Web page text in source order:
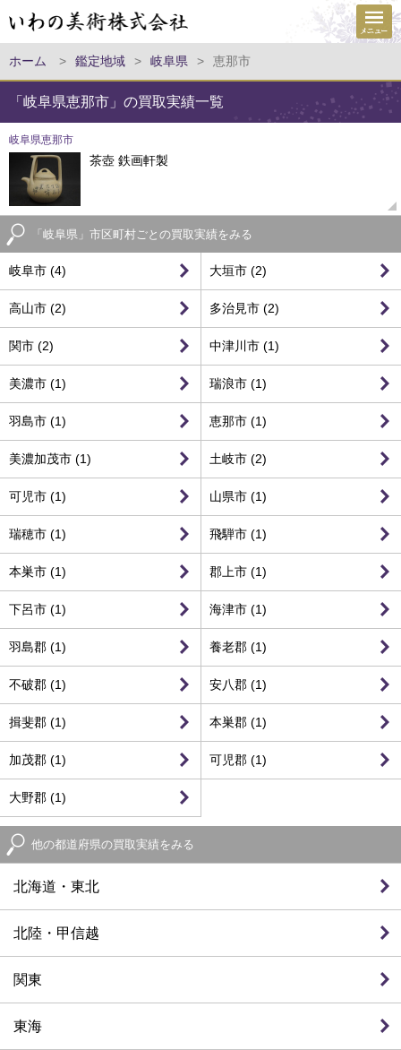
ホーム > 鑑定地域 > 岐阜県 > 恵那市
「岐阜県恵那市」の買取実績一覧
岐阜県恵那市
茶壺 鉄画軒製
「岐阜県」市区町村ごとの買取実績をみる
岐阜市 (4) 大垣市 (2)
高山市 (2) 多治見市 (2)
関市 (2) 中津川市 (1)
美濃市 (1) 瑞浪市 (1)
羽島市 (1) 恵那市 (1)
美濃加茂市 (1) 土岐市 (2)
可児市 (1) 山県市 (1)
瑞穂市 (1) 飛騨市 (1)
本巣市 (1) 郡上市 (1)
下呂市 (1) 海津市 (1)
羽島郡 (1) 養老郡 (1)
不破郡 (1) 安八郡 (1)
揖斐郡 (1) 本巣郡 (1)
加茂郡 (1) 可児郡 (1)
大野郡 (1)
他の都道府県の買取実績をみる
北海道・東北
北陸・甲信越
関東
東海